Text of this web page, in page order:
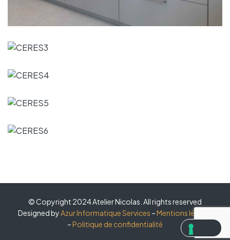
© Copyright 2024 Atelier Nicolas. All rights reserved
Designed byAzur Informatique Services –Mentions légales
–Politique de confidentialité